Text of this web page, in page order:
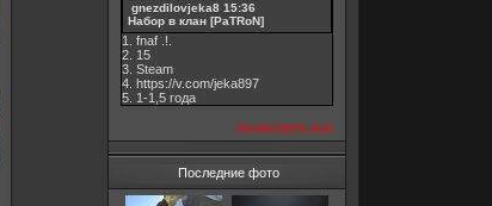
gnezdilovjeka8 15:36
Набор в клан [PaTRoN]
1. fnaf .!.
2. 15
3. Steam
4. https://v.com/jeka897
5. 1-1,5 годa
посмотреть все
Последние фото